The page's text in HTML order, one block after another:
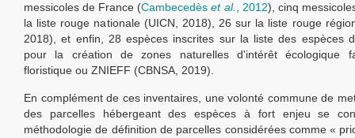
messicoles de France (Cambecedèset al. , 2012), cinq
la liste rouge nationale (UICN, 2018), 26 sur la liste rouge
2018), et enfin, 28 espèces inscrites sur la liste des espèces
pour la création de zones naturelles d'intérêt écologique
floristique ou ZNIEFF (CBNSA, 2019).
En complément de ces inventaires, une volonté commune de
des parcelles hébergeant des espèces à fort enjeu se
méthodologie de définition de parcelles considérées comme «